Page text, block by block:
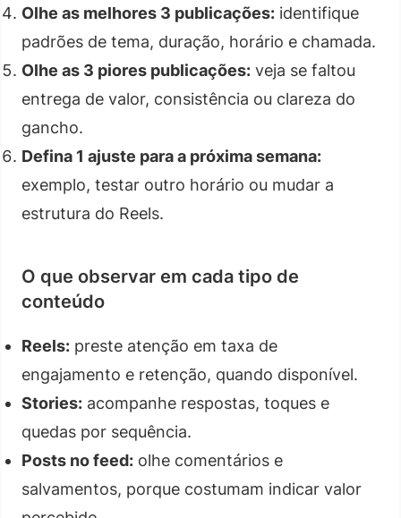
Olhe as melhores 3 publicações: identifique
padrões de tema, duração, horário e chamada.
Olhe as 3 piores publicações: veja se faltou
entrega de valor, consistência ou clareza do
gancho.
Defina 1 ajuste para a próxima semana:
exemplo, testar outro horário ou mudar a
estrutura do Reels.
O que observar em cada tipo de
conteúdo
Reels: preste atenção em taxa de
engajamento e retenção, quando disponível.
Stories: acompanhe respostas, toques e
quedas por sequência.
Posts no feed: olhe comentários e
salvamentos, porque costumam indicar valor